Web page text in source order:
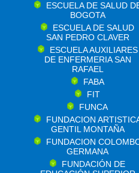
ESCUELA DE SALUD
BOGOTA
ESCUELA DE SALUD
SAN PEDRO CLAVER
ESCUELA AUXILIARES
DE ENFERMERIA SAN
RAFAEL
FABA
FIT
FUNCA
FUNDACION
GENTIL MONTAÑA
FUNDACION
GERMANA
FUNDACIÓN DE